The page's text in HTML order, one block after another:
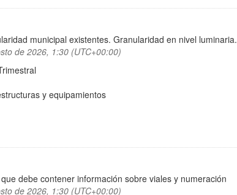
municipal existentes. Granularidad en nivel luminaria.
de 2026, 1:30 (UTC+00:00)
y equipamientos
debe contener información sobre viales y numeración
de 2026, 1:30 (UTC+00:00)